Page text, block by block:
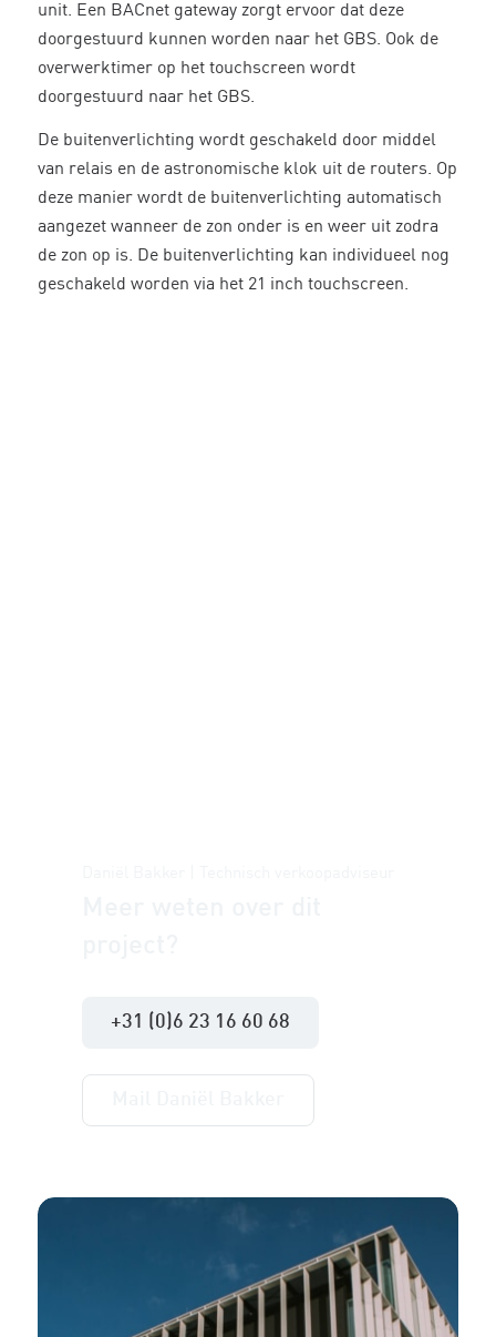
unit. Een BACnet gateway zorgt ervoor dat deze
doorgestuurd kunnen worden naar het GBS. Ook de
overwerktimer op het touchscreen wordt
doorgestuurd naar het GBS.
De buitenverlichting wordt geschakeld door middel
van relais en de astronomische klok uit de routers. Op
deze manier wordt de buitenverlichting automatisch
aangezet wanneer de zon onder is en weer uit zodra
de zon op is. De buitenverlichting kan individueel nog
geschakeld worden via het 21 inch touchscreen.
+31 (0)6 23 16 60 68